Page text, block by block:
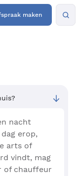
maken
nacht
erop,
arts of
vindt, mag
of chauffeur